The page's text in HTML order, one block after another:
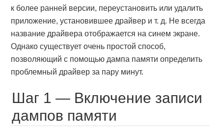
к более ранней версии, переустановить или удалить
приложение, установившее драйвер и т. д. Не всегда
название драйвера отображается на синем экране.
Однако существует очень простой способ,
позволяющий с помощью дампа памяти определить
проблемный драйвер за пару минут.
Шаг 1 — Включение записи
дампов памяти